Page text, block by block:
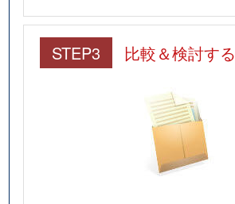
STEP3 比較＆検討する